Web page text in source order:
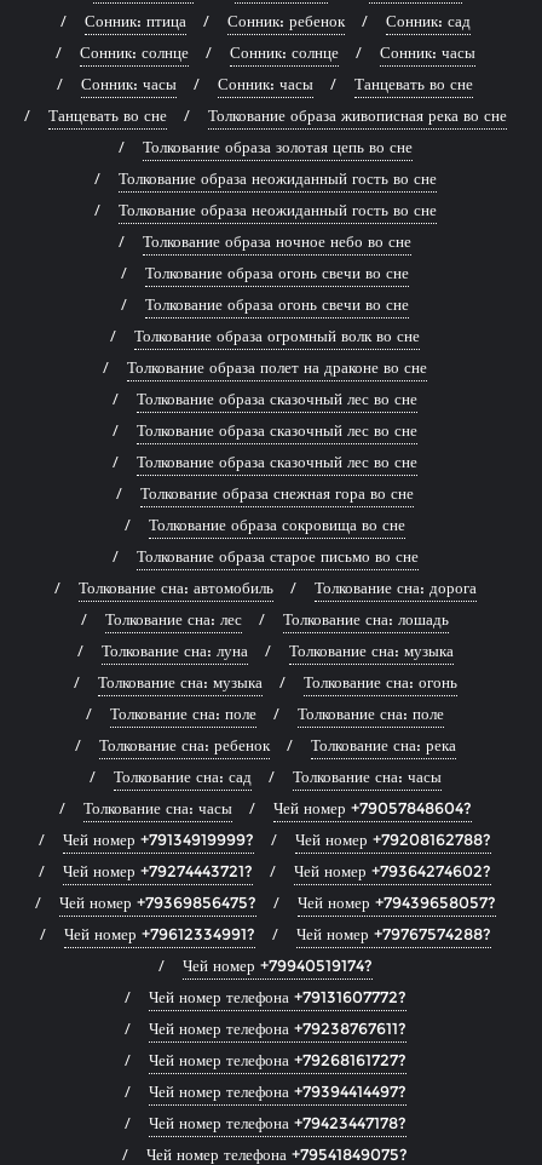
Сонник: птица
Сонник: ребенок
Сонник: сад
Сонник: солнце
Сонник: солнце
Сонник: часы
Сонник: часы
Сонник: часы
Танцевать во сне
Танцевать во сне
Толкование образа живописная река во сне
Толкование образа золотая цепь во сне
Толкование образа неожиданный гость во сне
Толкование образа неожиданный гость во сне
Толкование образа ночное небо во сне
Толкование образа огонь свечи во сне
Толкование образа огонь свечи во сне
Толкование образа огромный волк во сне
Толкование образа полет на драконе во сне
Толкование образа сказочный лес во сне
Толкование образа сказочный лес во сне
Толкование образа сказочный лес во сне
Толкование образа снежная гора во сне
Толкование образа сокровища во сне
Толкование образа старое письмо во сне
Толкование сна: автомобиль
Толкование сна: дорога
Толкование сна: лес
Толкование сна: лошадь
Толкование сна: луна
Толкование сна: музыка
Толкование сна: музыка
Толкование сна: огонь
Толкование сна: поле
Толкование сна: поле
Толкование сна: ребенок
Толкование сна: река
Толкование сна: сад
Толкование сна: часы
Толкование сна: часы
Чей номер +79057848604?
Чей номер +79134919999?
Чей номер +79208162788?
Чей номер +79274443721?
Чей номер +79364274602?
Чей номер +79369856475?
Чей номер +79439658057?
Чей номер +79612334991?
Чей номер +79767574288?
Чей номер +79940519174?
Чей номер телефона +79131607772?
Чей номер телефона +79238767611?
Чей номер телефона +79268161727?
Чей номер телефона +79394414497?
Чей номер телефона +79423447178?
Чей номер телефона +79541849075?